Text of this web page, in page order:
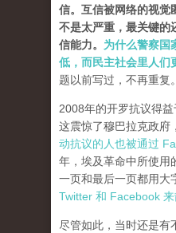
信。互信被网络的视觉
不是太严重，最关键的
信能力。 为什么警察国
低，而民主社会里人们
题以前写过，不再重复。
2008年的开罗抗议得
这震惊了穆巴拉克政府
动抗议的人也被通过
年，埃及革命中所使用
一页和最后一页都用大
Twitter 和 Facebook
尽管如此，当时还是有